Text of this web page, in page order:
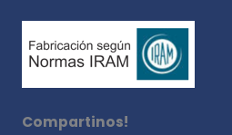
Compartinos!